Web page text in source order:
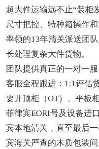
超大件运输远不止“装柜
尺寸把控、特种箱操作
率领的13年清关派送团
长处理复杂大件货物。
团队提供真正的一对一
客服全程跟进：1:1评估
要开顶柜（OT）、平板
菲律宾EORI号及设备进
宾本地清关，直至最后
宾海关严查的木质包装